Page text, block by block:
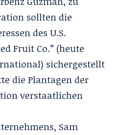
sollten die
des U.S.
Fruit Co.” (heute
sichergestellt
die Plantagen der
verstaatlichen
Sam